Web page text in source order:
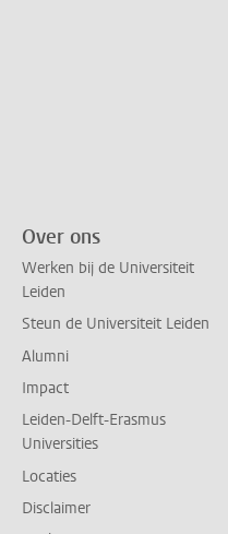
Over ons
Werken bij de Universiteit
Leiden
Steun de Universiteit Leiden
Alumni
Impact
Leiden-Delft-Erasmus
Universities
Locaties
Disclaimer